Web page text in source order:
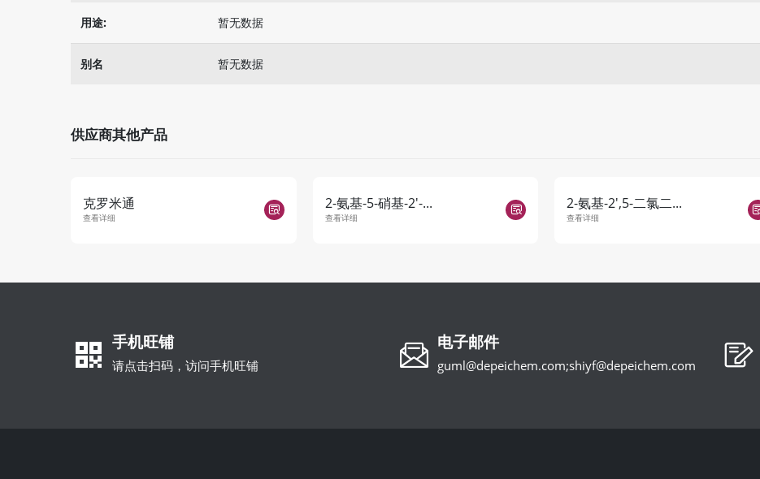
用途: 暂无数据
别名 暂无数据
供应商其他产品
克罗米通
查看详细
2-氨基-5-硝基-2'-...
查看详细
2-氨基-2',5-二氯二...
查看详细
手机旺铺
请点击扫码，访问手机旺铺
电子邮件
guml@depeichem.com;shiyf@depeichem.com